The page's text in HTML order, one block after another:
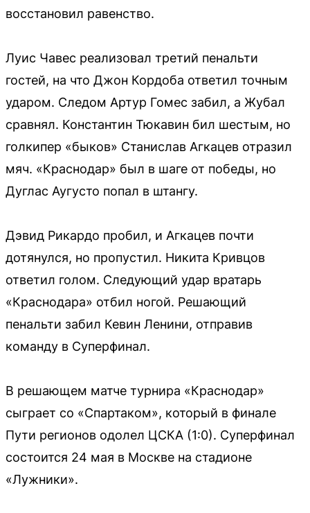
восстановил равенство.
Луис Чавес реализовал третий пенальти
гостей, на что Джон Кордоба ответил точным
ударом. Следом Артур Гомес забил, а Жубал
сравнял. Константин Тюкавин бил шестым, но
голкипер «быков» Станислав Агкацев отразил
мяч. «Краснодар» был в шаге от победы, но
Дуглас Аугусто попал в штангу.
Дэвид Рикардо пробил, и Агкацев почти
дотянулся, но пропустил. Никита Кривцов
ответил голом. Следующий удар вратарь
«Краснодара» отбил ногой. Решающий
пенальти забил Кевин Ленини, отправив
команду в Суперфинал.
В решающем матче турнира «Краснодар»
сыграет со «Спартаком», который в финале
Пути регионов одолел ЦСКА (1:0). Суперфинал
состоится 24 мая в Москве на стадионе
«Лужники».